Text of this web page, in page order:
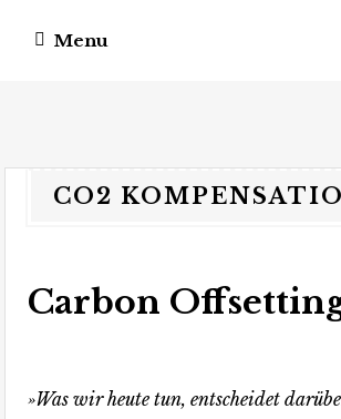
Menu
vagateers
CO2
Carbon
»Was wir heute tun, entscheidet